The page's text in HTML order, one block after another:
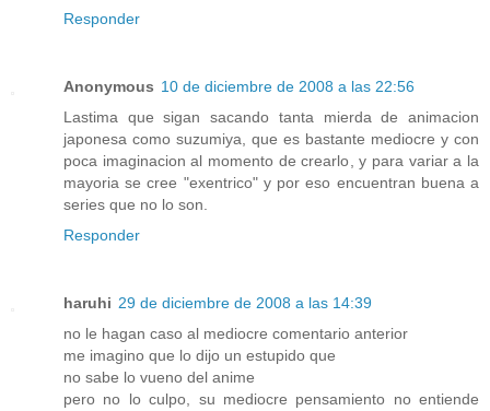
Responder
Anonymous 10 de diciembre de 2008 a las 22:56
Lastima que sigan sacando tanta mierda de animacion
japonesa como suzumiya, que es bastante mediocre y con
poca imaginacion al momento de crearlo, y para variar a la
mayoria se cree "exentrico" y por eso encuentran buena a
series que no lo son.
Responder
haruhi 29 de diciembre de 2008 a las 14:39
no le hagan caso al mediocre comentario anterior
me imagino que lo dijo un estupido que
no sabe lo vueno del anime
pero no lo culpo, su mediocre pensamiento no entiende